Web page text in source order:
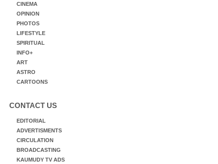
CINEMA
OPINION
PHOTOS
LIFESTYLE
SPIRITUAL
INFO+
ART
ASTRO
CARTOONS
CONTACT US
EDITORIAL
ADVERTISMENTS
CIRCULATION
BROADCASTING
KAUMUDY TV ADS